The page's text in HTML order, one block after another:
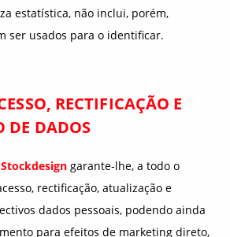
estatística, não inclui, porém,
ser usados para o identificar.
RECTIFICAÇÃO E
DE DADOS
Stockdesign garante-lhe, a todo o
rectificação, atualização e
dados pessoais, podendo ainda
para efeitos de marketing direto,